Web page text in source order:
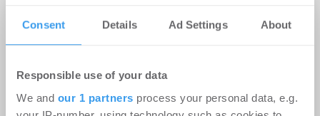
Consent Details Ad Settings About
Responsible use of your data
We and our 1 partners process your personal data, e.g.
kostenlosen Account, um auf die neusten ...